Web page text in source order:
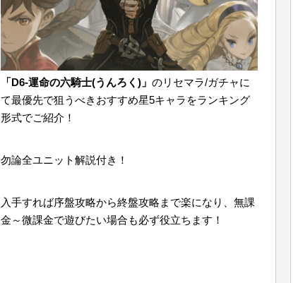
「D6-運命の六騎士(うんろく)」 のリセマラ/ガチャに
て最優先で狙うべきおすすめ星5キャラをランキング
形式でご紹介！
勿論全ユニット解説付き！
入手すれば序盤攻略から終盤攻略まで楽になり、無課
金～微課金で遊びたい場合も必ず役立ちます！